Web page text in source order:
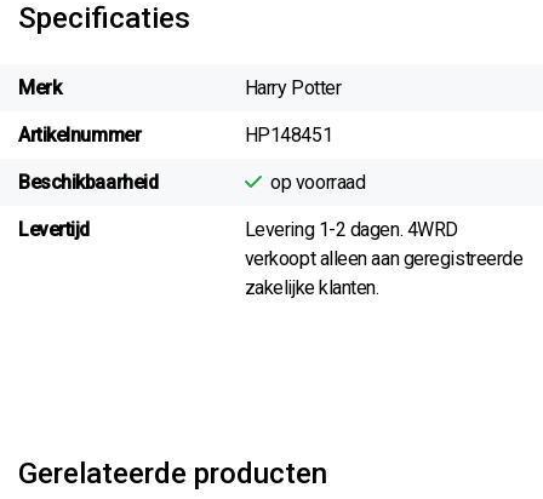
Specificaties
Merk Harry Potter
Artikelnummer HP148451
Beschikbaarheid op voorraad
Levertijd
Levering 1-2 dagen. 4WRD
verkoopt alleen aan geregistreerde
zakelijke klanten.
Gerelateerde producten